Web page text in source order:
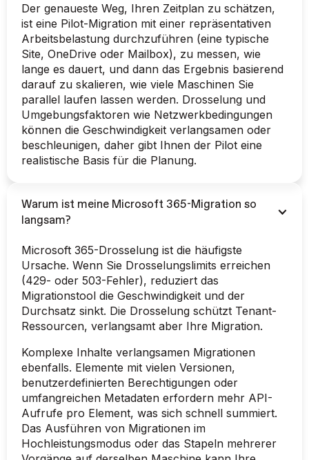
Der genaueste Weg, Ihren Zeitplan zu schätzen,
ist eine Pilot-Migration mit einer repräsentativen
Arbeitsbelastung durchzuführen (eine typische
Site, OneDrive oder Mailbox), zu messen, wie
lange es dauert, und dann das Ergebnis basierend
darauf zu skalieren, wie viele Maschinen Sie
parallel laufen lassen werden. Drosselung und
Umgebungsfaktoren wie Netzwerkbedingungen
können die Geschwindigkeit verlangsamen oder
beschleunigen, daher gibt Ihnen der Pilot eine
realistische Basis für die Planung.
Warum ist meine Microsoft 365-Migration so
langsam?
Microsoft 365-Drosselung ist die häufigste
Ursache. Wenn Sie Drosselungslimits erreichen
(429- oder 503-Fehler), reduziert das
Migrationstool die Geschwindigkeit und der
Durchsatz sinkt. Die Drosselung schützt Tenant-
Ressourcen, verlangsamt aber Ihre Migration.
Komplexe Inhalte verlangsamen Migrationen
ebenfalls. Elemente mit vielen Versionen,
benutzerdefinierten Berechtigungen oder
umfangreichen Metadaten erfordern mehr API-
Aufrufe pro Element, was sich schnell summiert.
Das Ausführen von Migrationen im
Hochleistungsmodus oder das Stapeln mehrerer